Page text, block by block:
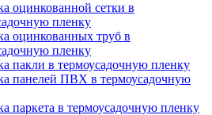
оцинкованной сетки в
пленку
оцинкованных труб в
пленку
пакли в термоусадочную пленку
панелей ПВХ в термоусадочную
паркета в термоусадочную пленку